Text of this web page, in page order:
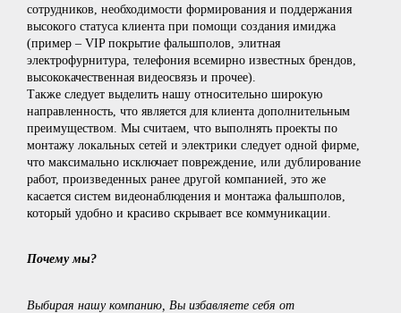
сотрудников, необходимости формирования и поддержания
высокого статуса клиента при помощи создания имиджа
(пример – VIP покрытие фальшполов, элитная
электрофурнитура, телефония всемирно известных брендов,
высококачественная видеосвязь и прочее).
Также следует выделить нашу относительно широкую
направленность, что является для клиента дополнительным
преимуществом. Мы считаем, что выполнять проекты по
монтажу локальных сетей и электрики следует одной фирме,
что максимально исключает повреждение, или дублирование
работ, произведенных ранее другой компанией, это же
касается систем видеонаблюдения и монтажа фальшполов,
который удобно и красиво скрывает все коммуникации.
Почему мы?
Выбирая нашу компанию, Вы избавляете себя от